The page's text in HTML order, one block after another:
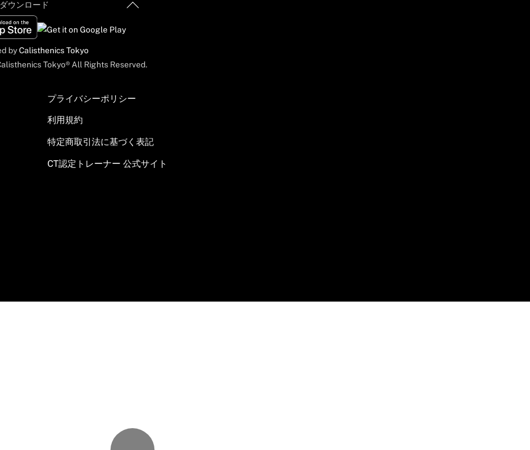
Back
ウンロード
byCalisthenics Tokyo
Tokyo® All Rights Reserved.
プライバシーポリシー
利用規約
特定商取引法に基づく表記
CT認定トレーナー 公式サイト